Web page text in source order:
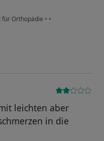
für Orthopädie • •
leichten aber
in die